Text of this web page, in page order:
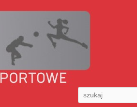
Search